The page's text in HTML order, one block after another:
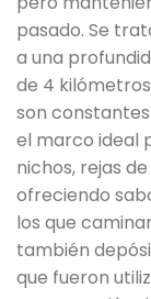
pasado. Se
a una
de 4
son
el marco ideal
nichos, rejas
ofreciendo
los que
también
que fueron